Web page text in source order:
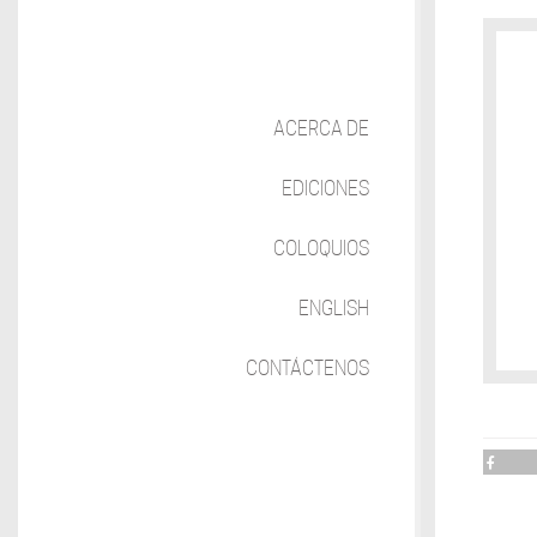
ACERCA DE
EDICIONES
COLOQUIOS
ENGLISH
CONTÁCTENOS